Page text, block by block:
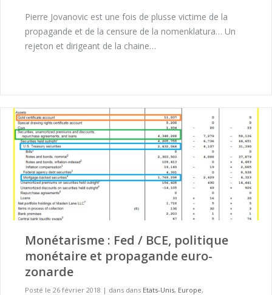
Pierre Jovanovic est une fois de plusse victime de la
propagande et de la censure de la nomenklatura… Un
rejeton et dirigeant de la chaine…
Monétarisme : Fed / BCE, politique
monétaire et propagande euro-
zonarde
Posté le 26 février 2018 | dans dans Etats-Unis, Europe,